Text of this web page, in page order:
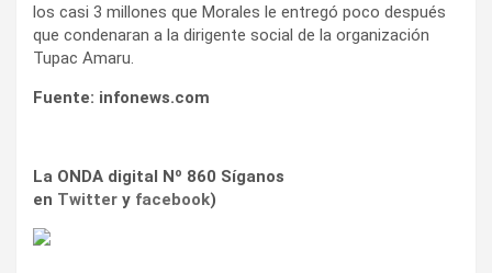
los casi 3 millones que Morales le entregó poco después
que condenaran a la dirigente social de la organización
Tupac Amaru.
Fuente: infonews.com
La ONDA digital Nº 860 Síganos
en Twitter y facebook)